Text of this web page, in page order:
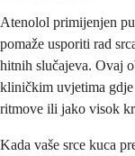
Atenolol primijenjen
pomaže usporiti rad
hitnih slučajeva. Ovaj
kliničkim uvjetima
ritmove ili jako visok
Kada vaše srce kuca